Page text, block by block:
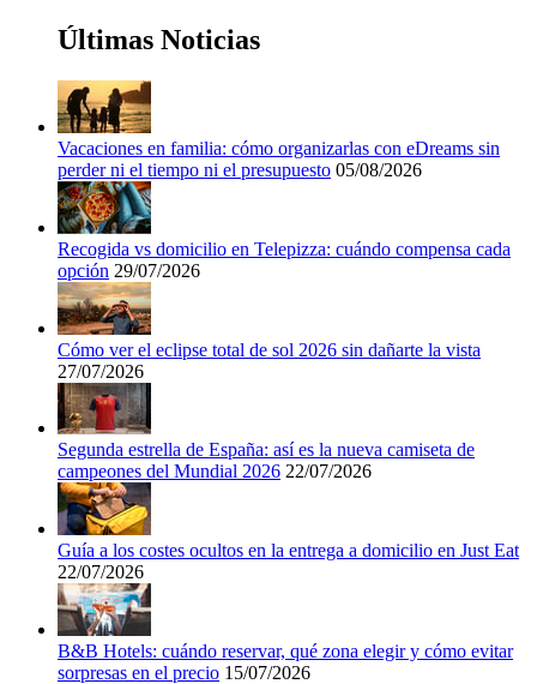
Amazon
Druni
Booking.com
Miravia
Temu
MediaMarkt
Ikea
Accesorios
Hogar y
Jardín
Vacaciones y
Transporte
Cosméticos y
Perfumes
Tiempo libre
Coches y
Motos
Últimas Noticias
Vacaciones en familia: cómo organizarlas con eDreams sin
perder ni el tiempo ni el presupuesto 05/08/2026
Recogida vs domicilio en Telepizza: cuándo compensa cada
opción 29/07/2026
Cómo ver el eclipse total de sol 2026 sin dañarte la vista
27/07/2026
Segunda estrella de España: así es la nueva camiseta de
campeones del Mundial 2026 22/07/2026
Guía a los costes ocultos en la entrega a domicilio en Just Eat
22/07/2026
B&B Hotels: cuándo reservar, qué zona elegir y cómo evitar
sorpresas en el precio 15/07/2026